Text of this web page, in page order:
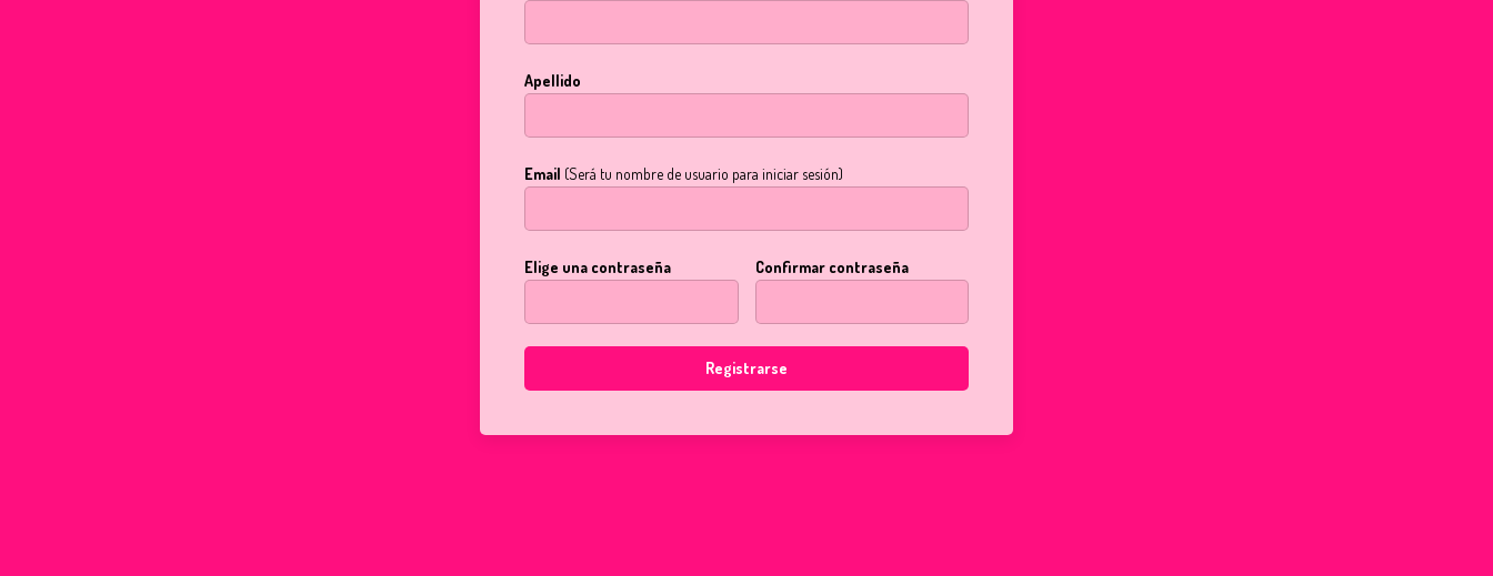
Apellido
Email (Será tu nombre de usuario para iniciar sesión)
Elige una contraseña Confirmar contraseña
Registrarse